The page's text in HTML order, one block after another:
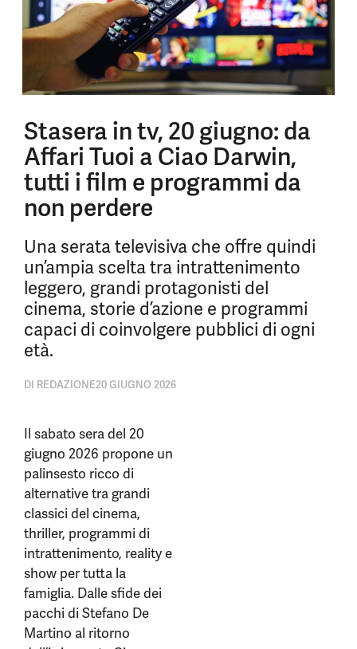
Stasera in tv, 20 giugno: da
Affari Tuoi a Ciao Darwin,
tutti i film e programmi da
non perdere
Una serata televisiva che offre quindi
un’ampia scelta tra intrattenimento
leggero, grandi protagonisti del
cinema, storie d’azione e programmi
capaci di coinvolgere pubblici di ogni
età.
DI REDAZIONE20 GIUGNO 2026
Il sabato sera del 20
giugno 2026 propone un
palinsesto ricco di
alternative tra grandi
classici del cinema,
thriller, programmi di
intrattenimento, reality e
show per tutta la
famiglia. Dalle sfide dei
pacchi di Stefano De
Martino al ritorno